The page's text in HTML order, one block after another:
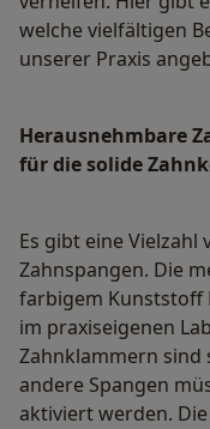
welche vielfältigen
unserer Praxis
Herausnehmbare
für die solide
Es gibt eine
Zahnspangen. Die
farbigem Kunststoff
im praxiseigenen
Zahnklammern
andere Spangen
aktiviert werden.